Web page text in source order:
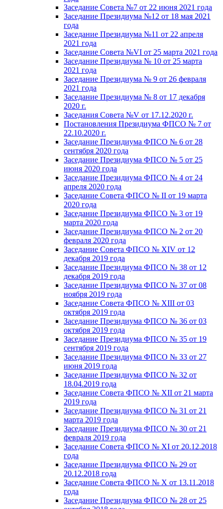
Заседание Совета №7 от 22 июня 2021 года
Заседание Президиума №12 от 18 мая 2021
года
Заседание Президиума №11 от 22 апреля
2021 года
Заседание Совета №VI от 25 марта 2021 года
Заседание Президиума № 10 от 25 марта
2021 года
Заседание Президиума № 9 от 26 февраля
2021 года
Заседание Президиума № 8 от 17 декабря
2020 г.
Заседания Совета №V от 17.12.2020 г.
Постановления Президиума ФПСО № 7 от
22.10.2020 г.
Заседание Президиума ФПСО № 6 от 28
сентября 2020 года
Заседание Президиума ФПСО № 5 от 25
июня 2020 года
Заседание Президиума ФПСО № 4 от 24
апреля 2020 года
Заседание Совета ФПСО № II от 19 марта
2020 года
Заседание Президиума ФПСО № 3 от 19
марта 2020 года
Заседание Президиума ФПСО № 2 от 20
февраля 2020 года
Заседание Совета ФПСО № XIV от 12
декабря 2019 года
Заседание Президиума ФПСО № 38 от 12
декабря 2019 года
Заседание Президиума ФПСО № 37 от 08
ноября 2019 года
Заседание Совета ФПСО № XIII от 03
октября 2019 года
Заседание Президиума ФПСО № 36 от 03
октября 2019 года
Заседание Президиума ФПСО № 35 от 19
сентября 2019 года
Заседание Президиума ФПСО № 33 от 27
июня 2019 года
Заседание Президиума ФПСО № 32 от
18.04.2019 года
Заседание Совета ФПСО № XII от 21 марта
2019 года
Заседание Президиума ФПСО № 31 от 21
марта 2019 года
Заседание Президиума ФПСО № 30 от 21
февраля 2019 года
Заседание Совета ФПСО № XI от 20.12.2018
года
Заседание Президиума ФПСО № 29 от
20.12.2018 года
Заседание Совета ФПСО № X от 13.11.2018
года
Заседание Президиума ФПСО № 28 от 25